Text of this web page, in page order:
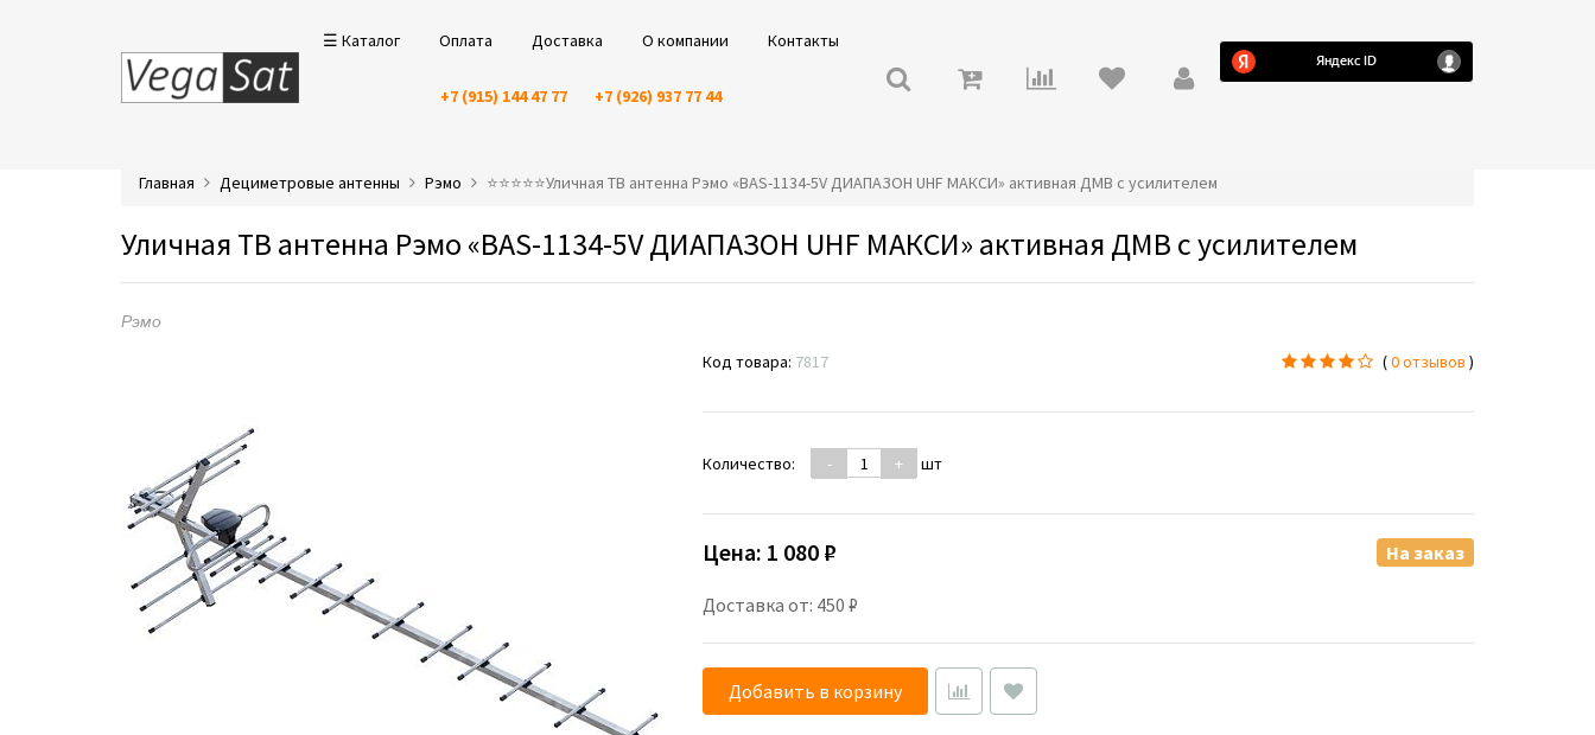
☰ Каталог Оплата Доставка О компании Контакты
+7 (915) 144 47 77 +7 (926) 937 77 44
Главная Дециметровые антенны Рэмо ⭐️⭐️⭐️⭐️⭐️Уличная ТВ антенна Рэмо «BAS-1134-5V ДИАПАЗОН UHF МАКСИ» активная ДМВ с усилителем
Уличная ТВ антенна Рэмо «BAS-1134-5V ДИАПАЗОН UHF МАКСИ» активная ДМВ с усилителем
Рэмо
Код товара: 7817 (0 отзывов )
Количество: - + шт
Цена: 1 080 ₽
Доставка от: 450 ₽
На заказ
Добавить в корзину